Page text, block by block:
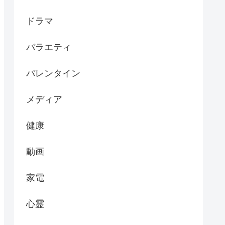
ドラマ
バラエティ
バレンタイン
メディア
健康
動画
家電
心霊